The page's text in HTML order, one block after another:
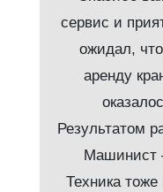
сервис и
ожидал,
аренду
Результатом
Машинист
Техника